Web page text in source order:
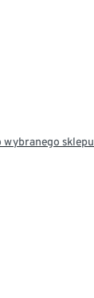
wybranego